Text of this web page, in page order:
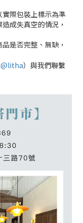
際包裝上標示為準
成失真空的情況，
是否完整、無缺，
@litha）與我們聯繫